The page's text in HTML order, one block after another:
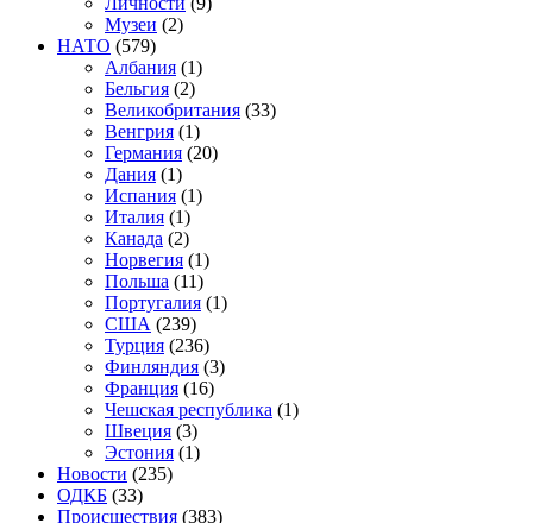
Музеи (2)
НАТО (579)
Албания (1)
Бельгия (2)
Великобритания (33)
Венгрия (1)
Германия (20)
Дания (1)
Испания (1)
Италия (1)
Канада (2)
Норвегия (1)
Польша (11)
Португалия (1)
США (239)
Турция (236)
Финляндия (3)
Франция (16)
Чешская республика (1)
Швеция (3)
Эстония (1)
Новости (235)
ОДКБ (33)
Происшествия (383)